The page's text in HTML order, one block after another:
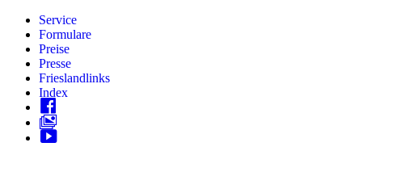
Zum
Inhalt
springen
Service
Formulare
Preise
Presse
Frieslandlinks
Index